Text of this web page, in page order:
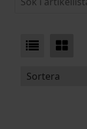
Sortera